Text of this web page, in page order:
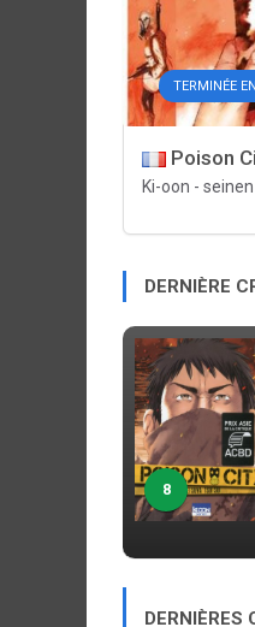
TERMINÉE
Poison
Ki-oon - seinen
DERNIÈRE
8
DERNIÈRES